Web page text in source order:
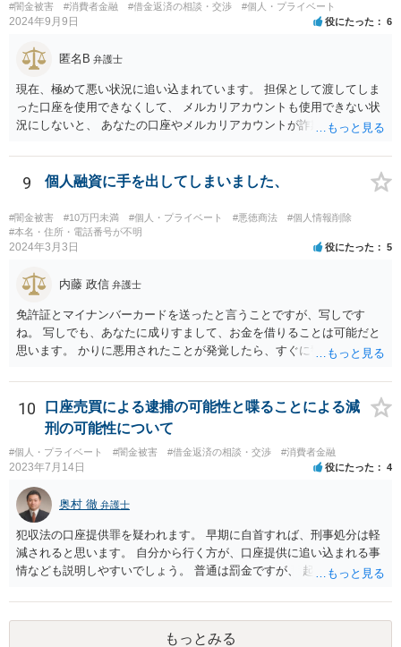
#闇金被害 #消費者金融 #借金返済の相談・交渉 #個人・プライベート
2024年9月9日 役にたった 6
匿名B 弁護士
現在、極めて悪い状況に追い込まれています。 担保として渡してしま
った口座を使用できなくして、 メルカリアカウントも使用できない状
況にしないと、 あなたの口座やメルカリアカウントが詐欺や闇金の取
容疑で警察の調べを受けたり、第三者から損害賠償請求をされるなど
の過酷な状況へと追い込まれていきます。 警察や、金融機関、メルカ
9 個人融資に手を出してしまいました、
#闇金被害 #10万円未満 #個人・プライベート #悪徳商法
#個人情報削除
#本名・住所・電話番号が不明
2024年3月3日 役にたった 5
内藤 政信 弁護士
免許証とマイナンバーカードを送ったと言うことですが、写しです
ね。 写しでも、あなたに成りすまして、お金を借りることは可能だと
思います。 かりに悪用されたことが発覚したら、すぐに警察に相談し
10
口座売買による逮捕の可能性と喋ることによる減
刑の可能性について
#個人・プライベート #闇金被害 #借金返済の相談・交渉 #消費者金融
2023年7月14日 役にたった 4
奥村 徹 弁護士
犯収法の口座提供罪を疑われます。 早期に自首すれば、刑事処分は軽
減されると思います。 自分から行く方が、口座提供に追い込まれる事
情なども説明しやすいでしょう。 普通は罰金ですが、 起訴猶予も多い
もっとみる